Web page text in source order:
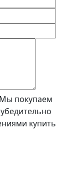
покупаем
купить